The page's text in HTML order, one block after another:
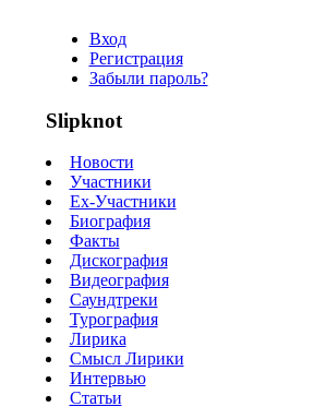
Вход
Регистрация
Забыли пароль?
Slipknot
Новости
Участники
Ex-Участники
Биография
Факты
Дискография
Видеография
Саундтреки
Турография
Лирика
Смысл Лирики
Интервью
Статьи